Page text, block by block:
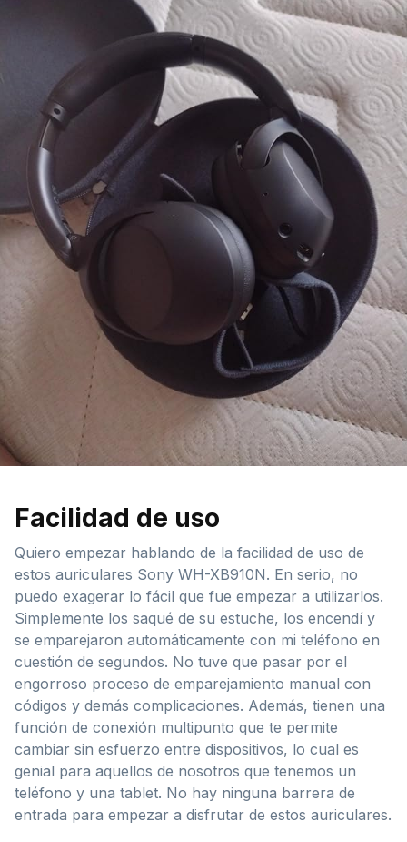
Facilidad de uso
Quiero empezar hablando de la facilidad de uso de
estos auriculares Sony WH-XB910N. En serio, no
puedo exagerar lo fácil que fue empezar a utilizarlos.
Simplemente los saqué de su estuche, los encendí y
se emparejaron automáticamente con mi teléfono en
cuestión de segundos. No tuve que pasar por el
engorroso proceso de emparejamiento manual con
códigos y demás complicaciones. Además, tienen una
función de conexión multipunto que te permite
cambiar sin esfuerzo entre dispositivos, lo cual es
genial para aquellos de nosotros que tenemos un
teléfono y una tablet. No hay ninguna barrera de
entrada para empezar a disfrutar de estos auriculares.